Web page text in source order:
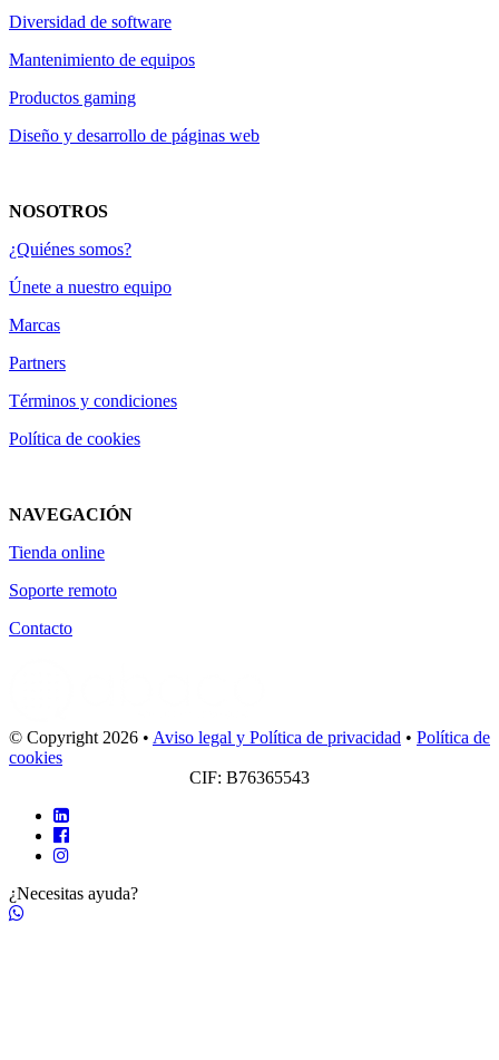
Diversidad de software
Mantenimiento de equipos
Productos gaming
Diseño y desarrollo de páginas web
NOSOTROS
¿Quiénes somos?
Únete a nuestro equipo
Marcas
Partners
Términos y condiciones
Política de cookies
NAVEGACIÓN
Tienda online
Soporte remoto
Contacto
© Copyright 2026 • Aviso legal y Política de privacidad • Política de
cookies
CIF: B76365543
¿Necesitas ayuda?